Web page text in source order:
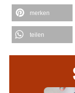
merken
teilen